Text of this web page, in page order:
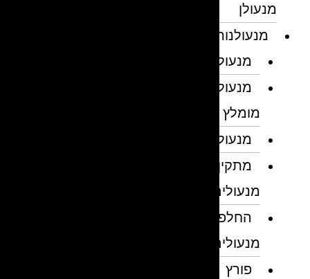
מנעולן
מנעולנות
מנעולן
מנעולן
מומלץ
מנעולנים
מתקין
מנעולים
החלפת
מנעולים
פורץ